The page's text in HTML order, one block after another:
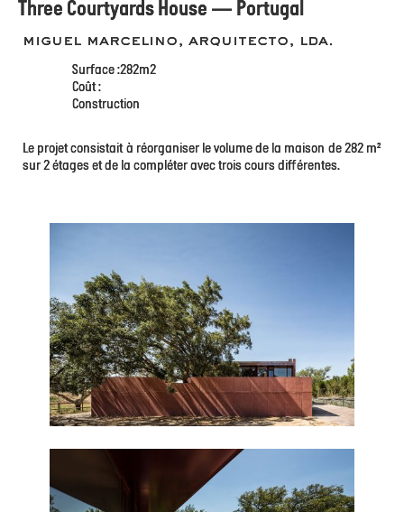
Three Courtyards House — Portugal
miguel marcelino, arquitecto, lda.
Surface :282m2
Coût :
Construction
Le projet consistait à réorganiser le volume de la maison de 282 m²
sur 2 étages et de la compléter avec trois cours différentes.